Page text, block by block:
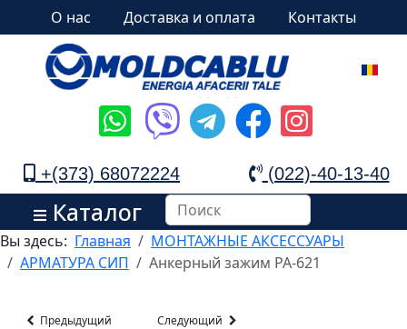
О нас Доставка и оплата Контакты
+(373) 68072224 (022)-40-13-40
Каталог
Вы здесь: Главная
МОНТАЖНЫЕ АКСЕССУАРЫ
АРМАТУРА СИП
Анкерный зажим PA-621
Предыдущий Следующий